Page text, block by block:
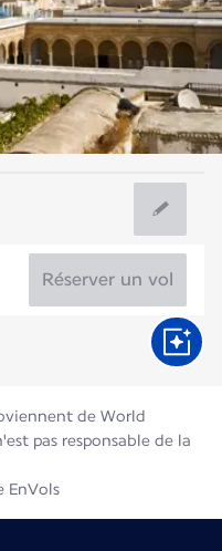
Réserver un vol
de World
pas responsable de la
EnVols